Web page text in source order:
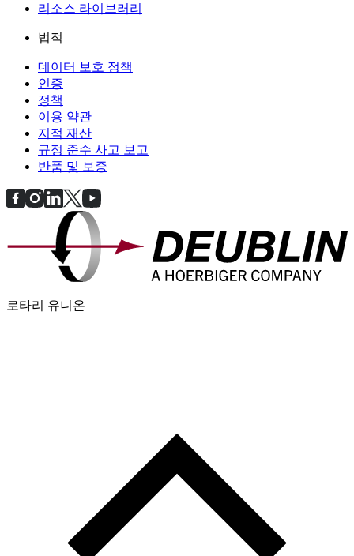
리소스 라이브러리
법적
데이터 보호 정책
인증
정책
이용 약관
지적 재산
규정 준수 사고 보고
반품 및 보증
로타리 유니온